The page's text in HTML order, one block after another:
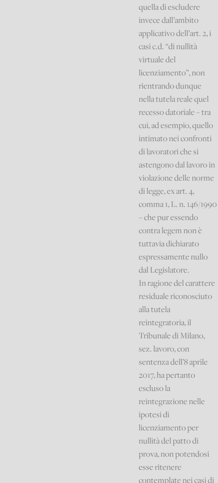
quella di escludere
invece dall’ambito
applicativo dell’art. 2, i
casi c.d. “di nullità
virtuale del
licenziamento”, non
rientrando dunque
nella tutela reale quel
recesso datoriale – tra
cui, ad esempio, quello
intimato nei confronti
di lavoratori che si
astengono dal lavoro in
violazione delle norme
di legge, ex art. 4,
comma 1, L. n. 146/1990
– che pur essendo
contra legem non è
tuttavia dichiarato
espressamente nullo
dal Legislatore.
In ragione del carattere
residuale riconosciuto
alla tutela
reintegratoria, il
Tribunale di Milano,
sez. lavoro, con
sentenza dell’8 aprile
2017, ha pertanto
escluso la
reintegrazione nelle
ipotesi di
licenziamento per
nullità del patto di
prova, non potendosi
esse ritenere
contemplate nei casi di